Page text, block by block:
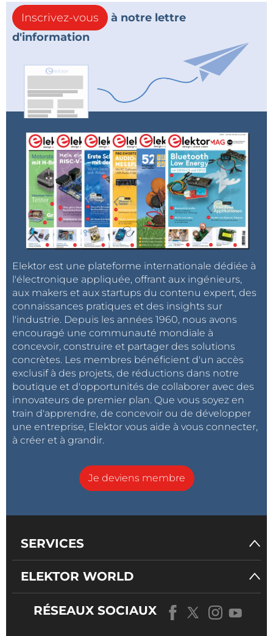
Inscrivez-vous
à notre lettre
d'information
Elektor est une plateforme internationale dédiée à
l'électronique appliquée, offrant aux ingénieurs,
aux makers et aux startups du contenu expert, des
connaissances pratiques et des insights sur
l'industrie. Depuis les années 1960, nous avons
encouragé une communauté mondiale à
concevoir, construire et partager des solutions
concrètes. Les membres bénéficient d'un accès
exclusif à des projets, de réductions dans notre
boutique et d'opportunités de collaborer avec des
innovateurs de premier plan. Que vous soyez en
train d'apprendre, de concevoir ou de développer
une entreprise, Elektor vous aide à vous connecter,
à créer et à grandir.
Je deviens membre
SERVICES
ELEKTOR WORLD
RÉSEAUX SOCIAUX